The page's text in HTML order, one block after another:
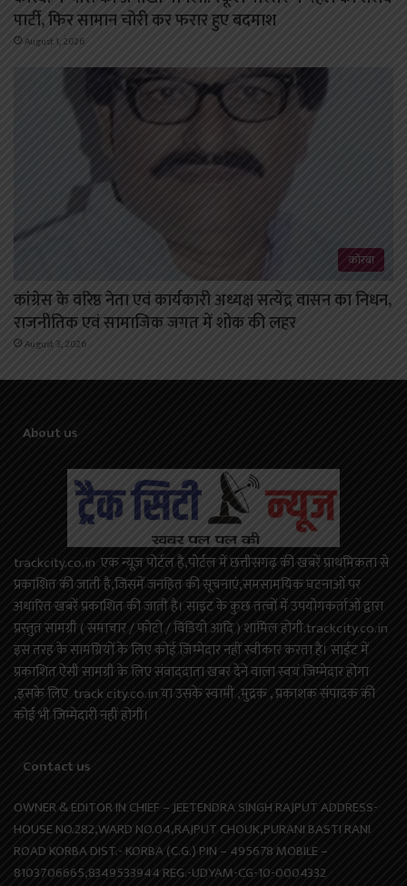
पार्टी, फिर सामान चोरी कर फरार हुए बदमाश
August 1, 2026
कोरबा
कांग्रेस के वरिष्ठ नेता एवं कार्यकारी अध्यक्ष सत्येंद्र वासन का निधन,
राजनीतिक एवं सामाजिक जगत में शोक की लहर
August 3, 2026
About us
trackcity.co.in एक न्यूज़ पोर्टल है,पोर्टल में छत्तीसगढ़ की खबरें प्राथमिकता से
प्रकाशित की जाती है,जिसमें जनहित की सूचनाएं,समसामयिक घटनाओं पर
अधारित खबरें प्रकाशित की जाती है। साइट के कुछ तत्वों में उपयोगकर्ताओं द्वारा
प्रस्तुत सामग्री ( समाचार / फोटो / विडियो आदि ) शामिल होगी.trackcity.co.in
इस तरह के सामग्रियों के लिए कोई ज़िम्मेदार नहीं स्वीकार करता है। साईट में
प्रकाशित ऐसी सामग्री के लिए संवाददाता खबर देने वाला स्वयं जिम्मेदार होगा
,इसके लिए track city.co.in या उसके स्वामी ,मुद्रक , प्रकाशक संपादक की
कोई भी जिम्मेदारी नहीं होगी।
Contact us
OWNER & EDITOR IN CHIEF – JEETENDRA SINGH RAJPUT ADDRESS-
HOUSE NO.282,WARD NO.04,RAJPUT CHOUK,PURANI BASTI RANI
ROAD KORBA DIST.- KORBA (C.G.) PIN – 495678 MOBILE –
8103706665,8349533944 REG.-UDYAM-CG-10-0004332